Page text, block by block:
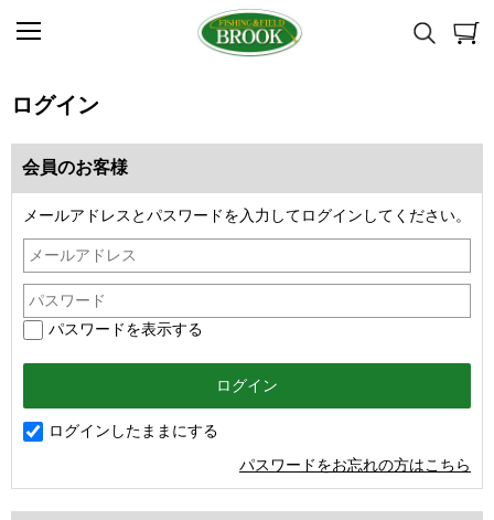
ログイン
会員のお客様
メールアドレスとパスワードを入力してログインしてください。
パスワードを表示する
ログインしたままにする
パスワードをお忘れの方はこちら